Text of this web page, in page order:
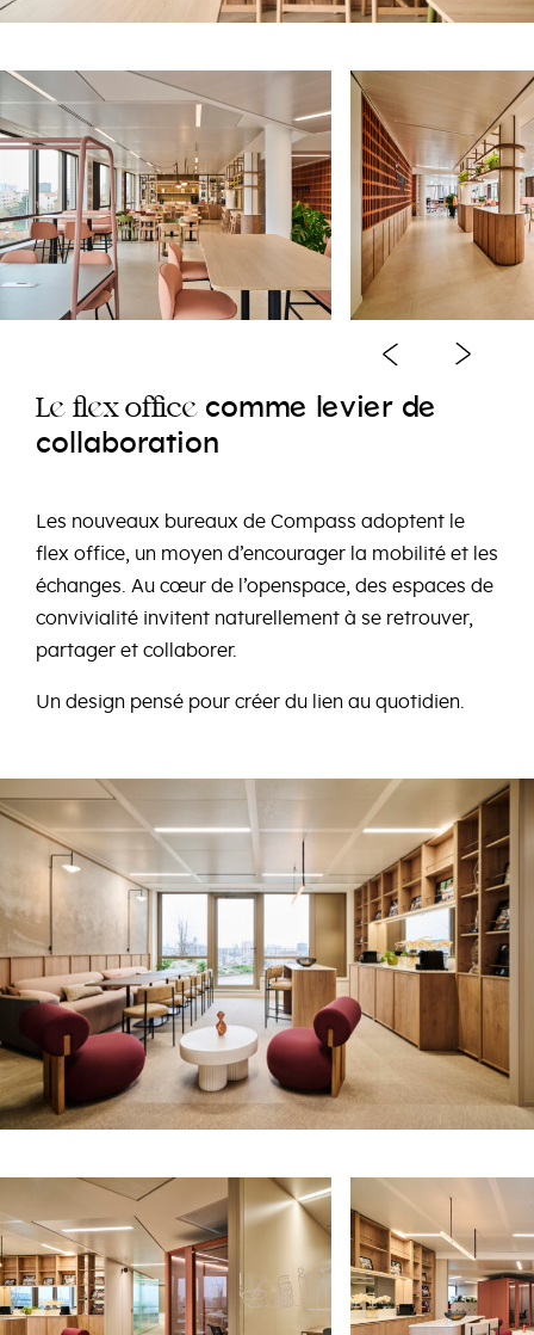
Le flex office comme levier de
collaboration
Les nouveaux bureaux de Compass adoptent le
flex office, un moyen d’encourager la mobilité et les
échanges. Au cœur de l’openspace, des espaces de
convivialité invitent naturellement à se retrouver,
partager et collaborer.
Un design pensé pour créer du lien au quotidien.